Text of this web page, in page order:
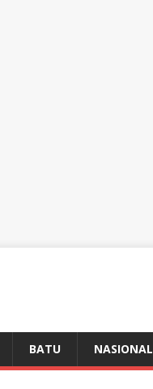
BATU NASIONAL